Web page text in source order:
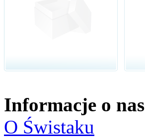
Informacje o nas
O Świstaku